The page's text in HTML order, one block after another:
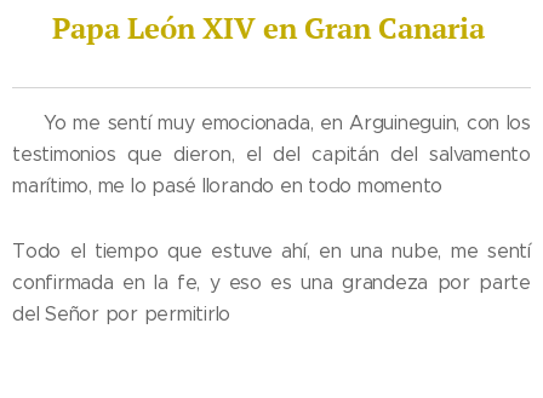
Papa León XIV en Gran Canaria
💛 Yo me sentí muy emocionada, en Arguineguin, con los
testimonios que dieron, el del capitán del salvamento
marítimo, me lo pasé llorando en todo momento 😢
Todo el tiempo que estuve ahí, en una nube, me sentí
confirmada en la fe, y eso es una grandeza por parte
del Señor por permitirlo 🙏